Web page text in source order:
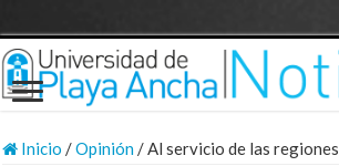
Inicio /Opinión/Al servicio de las regiones